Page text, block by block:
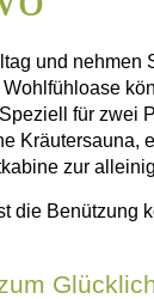
und nehmen
für zwei
Kräutersauna,
zur
die Benützung